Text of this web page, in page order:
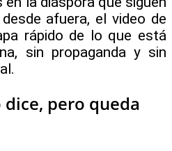
afuera, el video de
rápido de lo que está
sin propaganda y sin
pero queda